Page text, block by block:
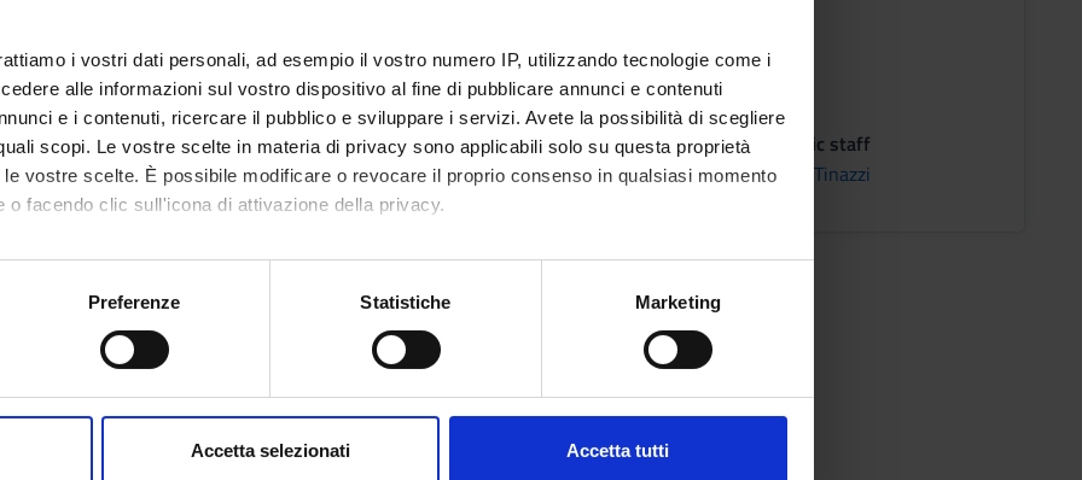
i vostri dati personali, ad esempio il vostro numero IP, utilizzando tecnologie come i
alle informazioni sul vostro dispositivo al fine di pubblicare annunci e contenuti
e i contenuti, ricercare il pubblico e sviluppare i servizi. Avete la possibilità di scegliere
scopi. Le vostre scelte in materia di privacy sono applicabili solo su questa proprietà
vostre scelte. È possibile modificare o revocare il proprio consenso in qualsiasi momento
o facendo clic sull'icona di attivazione della privacy.
anche:
sulla tua posizione geografica, con un'approssimazione di qualche metro,
in qualsiasi momento dalla Dichiarazione sui cookie.
Preferenze Statistiche Marketing
Accetta selezionati Accetta tutti
- 1^ SEMESTRE
Academic staff
Gianluigi Zanusso
Period
FISIO VR 2^ ANNO - 1^ SEMESTRE
Location
VERONA
Academic staff
Michele Tinazzi
E IMAGING
- 1^ SEMESTRE